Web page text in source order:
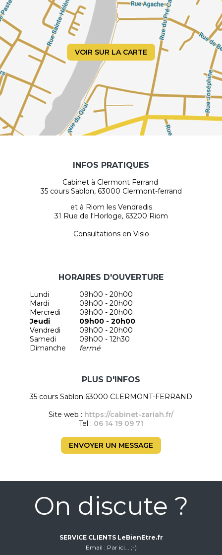
VOIR SUR LA CARTE
INFOS PRATIQUES
Cabinet à Clermont Ferrand
35 cours Sablon, 63000 Clermont-ferrand
et à Riom les Vendredis
31 Rue de l'Horloge, 63200 Riom
Consultations en Visio
HORAIRES D'OUVERTURE
Lundi
09h00 - 20h00
Mardi
09h00 - 20h00
Mercredi
09h00 - 20h00
Jeudi
09h00 - 20h00
Vendredi
09h00 - 20h00
Samedi
09h00 - 12h30
Dimanche
fermé
PLUS D'INFOS
35 cours Sablon 63000 CLERMONT-FERRAND
Site web : https://cabinet-zariah.fr/
Tel : 06 14 19 09 71
ENVOYER UN MESSAGE
On discute ?
SERVICE CLIENTS LeBienEtre.fr
Email
Par ici... ;-)